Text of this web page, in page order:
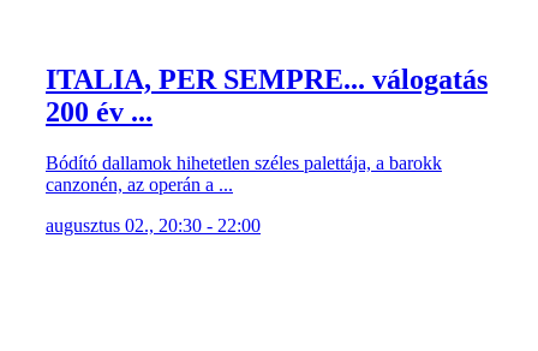
ITALIA, PER SEMPRE... válogatás
200 év ...
Bódító dallamok hihetetlen széles palettája, a barokk
canzonén, az operán a ...
augusztus 02., 20:30 - 22:00